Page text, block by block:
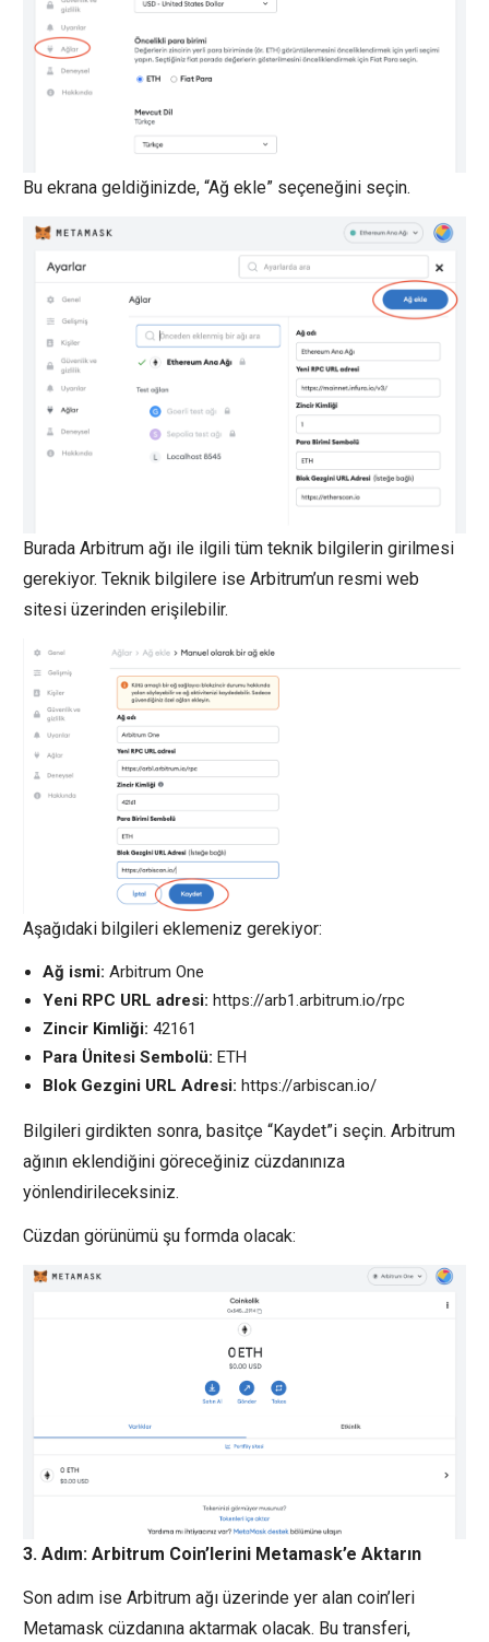
Bu ekrana geldiğinizde, “Ağ ekle” seçeneğini seçin.
Burada Arbitrum ağı ile ilgili tüm teknik bilgilerin girilmesi
gerekiyor. Teknik bilgilere ise Arbitrum’un resmi web
sitesi üzerinden erişilebilir.
Aşağıdaki bilgileri eklemeniz gerekiyor:
Ağ ismi: Arbitrum One
Yeni RPC URL adresi: https://arb1.arbitrum.io/rpc
Zincir Kimliği: 42161
Para Ünitesi Sembolü: ETH
Blok Gezgini URL Adresi: https://arbiscan.io/
Bilgileri girdikten sonra, basitçe “Kaydet”i seçin. Arbitrum
ağının eklendiğini göreceğiniz cüzdanınıza
yönlendirileceksiniz.
Cüzdan görünümü şu formda olacak:
3. Adım: Arbitrum Coin’lerini Metamask’e Aktarın
Son adım ise Arbitrum ağı üzerinde yer alan coin’leri
Metamask cüzdanına aktarmak olacak. Bu transferi,